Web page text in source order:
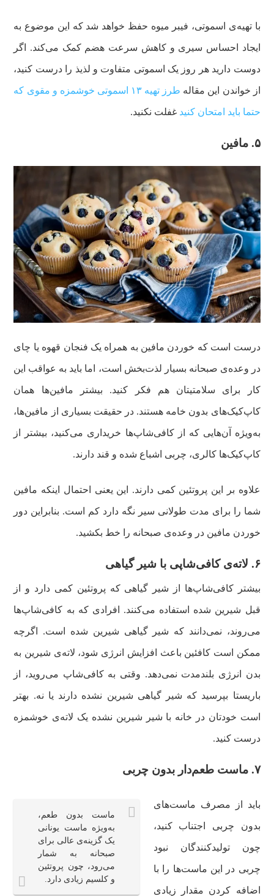
با تهیه‌ی اسموتی، فیبر میوه حفظ خواهد شد که این موضوع به
ایجاد احساس سیری و کاهش سرعت هضم کمک می‌کند. اگر
دوست دارید هر روز یک اسموتی متفاوت و لذیذ را درست کنید،
از خواندن این مقاله طرز تهیه ۱۳ اسموتی خوشمزه و مقوی که
حتما باید امتحان کنید غفلت نکنید.
۵. مافین
درست است که خوردن مافین به همراه یک فنجان قهوه یا چای
در وعده‌ی صبحانه بسیار لذت‌بخش است، اما باید به عواقب این
کار برای سلامتیتان هم فکر کنید. بیشتر مافین‌ها همان
کاپ‌کیک‌های بدون خامه هستند. در حقیقت بسیاری از مافین‌ها،
به‌ویژه آن‌هایی که از کافی‌شاپ‌ها خریداری می‌کنید، بیشتر از
کاپ‌کیک‌ها کالری، چربی اشباع شده و قند دارند.
علاوه بر این پروتئین کمی دارند. این یعنی احتمال اینکه مافین
شما را برای مدت طولانی سیر نگه دارد کم است. بنابراین دور
خوردن مافین در وعده‌ی صبحانه را خط بکشید.
۶. لاته‌ی کافی‌شاپی با شیر گیاهی
بیشتر کافی‌شاپ‌ها از شیر گیاهی که پروتئین کمی دارد و از
قبل شیرین شده استفاده می‌کنند‌. افرادی که به کافی‌شاپ‌ها
می‌روند، نمی‌دانند که شیر گیاهی شیرین شده است. اگرچه
ممکن است کافئین باعث افزایش انرژی شود، لاته‌ی شیرین به
بدن انرژی بلندمدت نمی‌دهد. وقتی به کافی‌شاپ می‌روید، از
باریستا بپرسید که شیر گیاهی شیرین نشده دارند یا نه. بهتر
است خودتان در خانه با شیر شیرین نشده یک لاته‌ی خوشمزه
درست کنید.
۷. ماست طعم‌دار بدون چربی
ماست بدون طعم،
به‌ویژه ماست یونانی
یک گزینه‌ی عالی برای
صبحانه به شمار
می‌رود، چون پروتئین
و کلسیم زیادی دارد.
باید از مصرف ماست‌‌های
بدون چربی اجتناب کنید،
چون تولیدکنندگان نبود
چربی در این ماست‌ها را با
اضافه کردن مقدار زیادی